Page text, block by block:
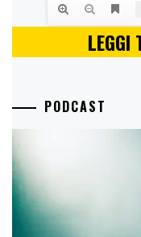
LEGGI
PODCAST